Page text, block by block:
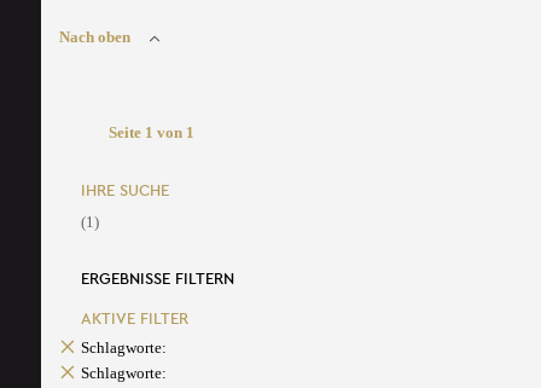
Nach oben
Seite 1 von 1
IHRE SUCHE
(1)
ERGEBNISSE FILTERN
AKTIVE FILTER
Schlagworte:
Schlagworte: